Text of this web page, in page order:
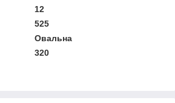
12
525
Овальна
320